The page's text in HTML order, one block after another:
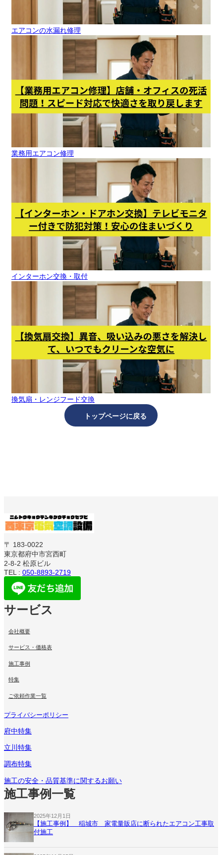
エアコンの水漏れ修理
業務用エアコン修理
インターホン交換・取付
換気扇・レンジフード交換
トップページに戻る
〒 183-0022
東京都府中市宮西町
2-8-2 松原ビル
TEL : 050-8893-2719
サービス
会社概要
サービス・価格表
施工事例
特集
ご依頼作業一覧
プライバシーポリシー
府中特集
立川特集
調布特集
施工の安全・品質基準に関するお願い
施工事例一覧
2025年12月1日
【施工事例】 稲城市 家電量販店に断られたエアコン工事取
付施工